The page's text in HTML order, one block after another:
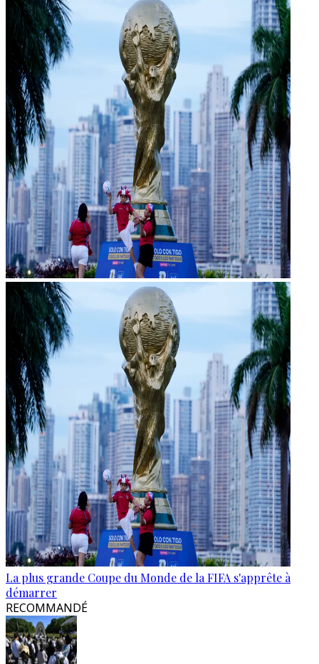
La plus grande Coupe du Monde de la FIFA s'apprête à
démarrer
RECOMMANDÉ